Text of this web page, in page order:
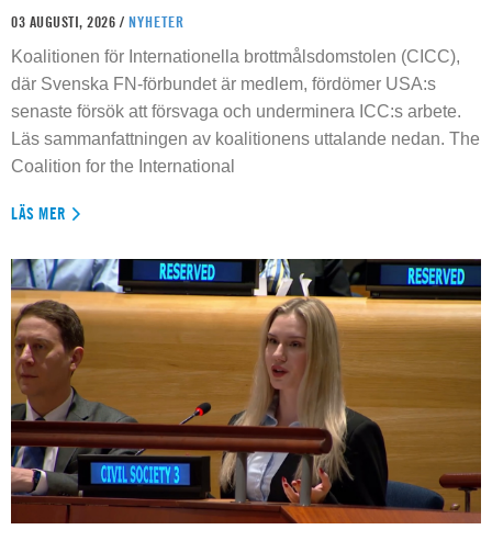
03 AUGUSTI, 2026 / NYHETER
Koalitionen för Internationella brottmålsdomstolen (CICC),
där Svenska FN-förbundet är medlem, fördömer USA:s
senaste försök att försvaga och underminera ICC:s arbete.
Läs sammanfattningen av koalitionens uttalande nedan. The
Coalition for the International
LÄS MER